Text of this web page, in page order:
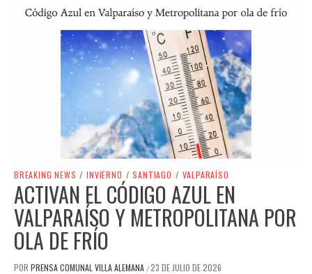
BREAKING NEWS / INVIERNO / SANTIAGO / VALPARAÍSO
ACTIVAN EL CÓDIGO AZUL EN
VALPARAÍSO Y METROPOLITANA POR
OLA DE FRÍO
POR PRENSA COMUNAL VILLA ALEMANA /23 DE JULIO DE 2026